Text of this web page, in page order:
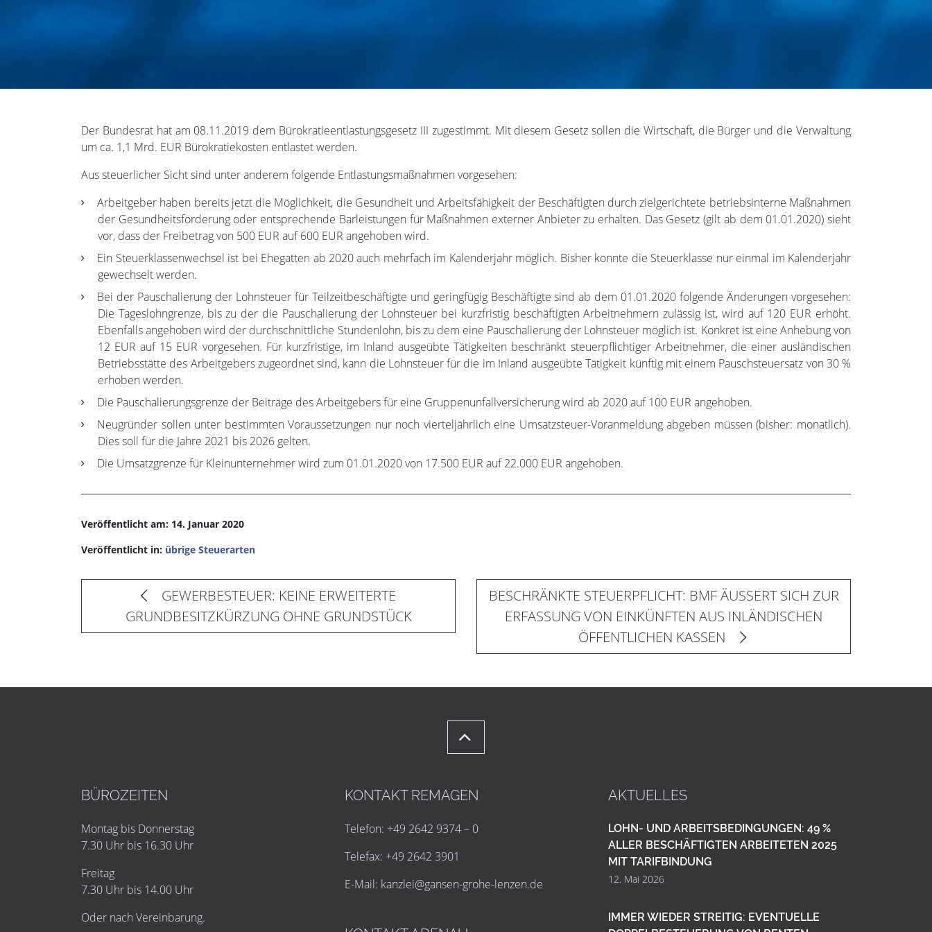
Der Bundesrat hat am 08.11.2019 dem Bürokratieentlastungsgesetz III zugestimmt. Mit diesem Gesetz sollen die Wirtschaft, die Bürger und die Verwaltung
um ca. 1,1 Mrd. EUR Bürokratiekosten entlastet werden.
Aus steuerlicher Sicht sind unter anderem folgende Entlastungsmaßnahmen vorgesehen:
Arbeitgeber haben bereits jetzt die Möglichkeit, die Gesundheit und Arbeitsfähigkeit der Beschäftigten durch zielgerichtete betriebsinterne Maßnahmen
der Gesundheitsförderung oder entsprechende Barleistungen für Maßnahmen externer Anbieter zu erhalten. Das Gesetz (gilt ab dem 01.01.2020) sieht
vor, dass der Freibetrag von 500 EUR auf 600 EUR angehoben wird.
Ein Steuerklassenwechsel ist bei Ehegatten ab 2020 auch mehrfach im Kalenderjahr möglich. Bisher konnte die Steuerklasse nur einmal im Kalenderjahr
gewechselt werden.
Bei der Pauschalierung der Lohnsteuer für Teilzeitbeschäftigte und geringfügig Beschäftigte sind ab dem 01.01.2020 folgende Änderungen vorgesehen:
Die Tageslohngrenze, bis zu der die Pauschalierung der Lohnsteuer bei kurzfristig beschäftigten Arbeitnehmern zulässig ist, wird auf 120 EUR erhöht.
Ebenfalls angehoben wird der durchschnittliche Stundenlohn, bis zu dem eine Pauschalierung der Lohnsteuer möglich ist. Konkret ist eine Anhebung von
12 EUR auf 15 EUR vorgesehen. Für kurzfristige, im Inland ausgeübte Tätigkeiten beschränkt steuerpflichtiger Arbeitnehmer, die einer ausländischen
Betriebsstätte des Arbeitgebers zugeordnet sind, kann die Lohnsteuer für die im Inland ausgeübte Tätigkeit künftig mit einem Pauschsteuersatz von 30 %
erhoben werden.
Die Pauschalierungsgrenze der Beiträge des Arbeitgebers für eine Gruppenunfallversicherung wird ab 2020 auf 100 EUR angehoben.
Neugründer sollen unter bestimmten Voraussetzungen nur noch vierteljährlich eine Umsatzsteuer-Voranmeldung abgeben müssen (bisher: monatlich).
Dies soll für die Jahre 2021 bis 2026 gelten.
Die Umsatzgrenze für Kleinunternehmer wird zum 01.01.2020 von 17.500 EUR auf 22.000 EUR angehoben.
Veröffentlicht am: 14. Januar 2020
Veröffentlicht in: übrige Steuerarten
GEWERBESTEUER: KEINE ERWEITERTE
GRUNDBESITZKÜRZUNG OHNE GRUNDSTÜCK
BESCHRÄNKTE STEUERPFLICHT: BMF ÄUSSERT SICH ZUR
ERFASSUNG VON EINKÜNFTEN AUS INLÄNDISCHEN
ÖFFENTLICHEN KASSEN
BÜROZEITEN
Montag bis Donnerstag
7.30 Uhr bis 16.30 Uhr
Freitag
7.30 Uhr bis 14.00 Uhr
Oder nach Vereinbarung.
KONTAKT REMAGEN
Telefon: +49 2642 9374 – 0
Telefax: +49 2642 3901
E-Mail: kanzlei@gansen-grohe-lenzen.de
AKTUELLES
LOHN- UND ARBEITSBEDINGUNGEN: 49 %
ALLER BESCHÄFTIGTEN ARBEITETEN 2025
MIT TARIFBINDUNG
12. Mai 2026
IMMER WIEDER STREITIG: EVENTUELLE